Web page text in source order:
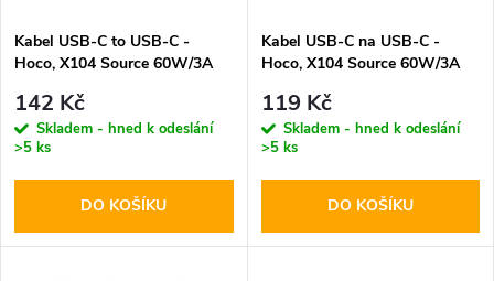
p
r
o
d
s
p
r
o
d
Kabel USB-C to USB-C -
Hoco, X104 Source 60W/3A
142 Kč
Skladem - hned k odeslání
>5 ks
DO KOŠÍKU
Kabel USB-C na USB-C -
Hoco, X104 Source 60W/3A
119 Kč
Skladem - hned k odeslání
>5 ks
DO KOŠÍKU